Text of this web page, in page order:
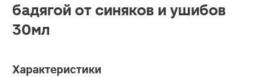
бадягой от синяков и ушибов
30мл
Характеристики